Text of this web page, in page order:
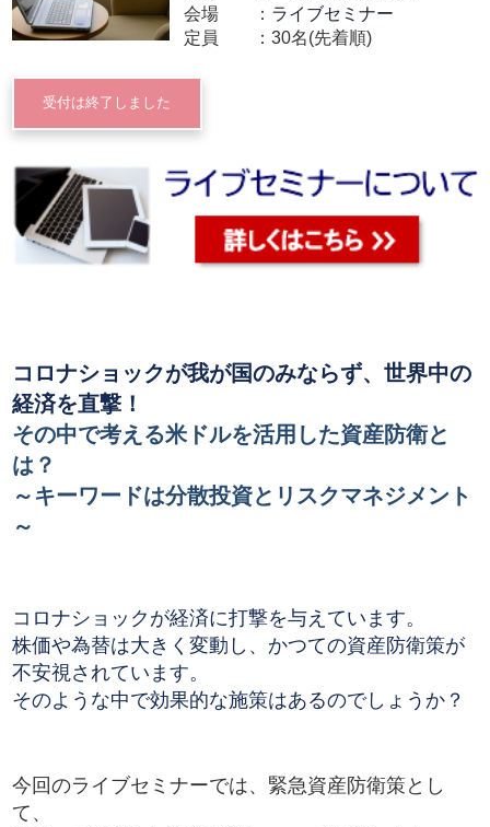
会場
ライブセミナー
定員
30名(先着順)
受付は終了しました
コロナショックが我が国のみならず、世界中の
経済を直撃！
その中で考える米ドルを活用した資産防衛と
は？
～キーワードは分散投資とリスクマネジメント
～
コロナショックが経済に打撃を与えています。
株価や為替は大きく変動し、かつての資産防衛策が
不安視されています。
そのような中で効果的な施策はあるのでしょうか？
今回のライブセミナーでは、緊急資産防衛策とし
て、